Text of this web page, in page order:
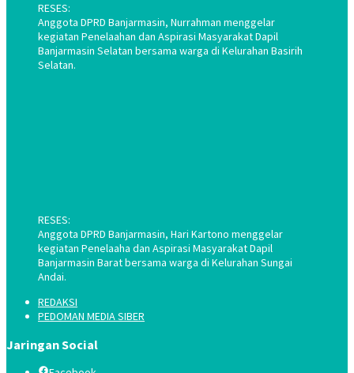
RESES:
Anggota DPRD Banjarmasin, Nurrahman menggelar
kegiatan Penelaahan dan Aspirasi Masyarakat Dapil
Banjarmasin Selatan bersama warga di Kelurahan Basirih
Selatan.
RESES:
Anggota DPRD Banjarmasin, Hari Kartono menggelar
kegiatan Penelaaha dan Aspirasi Masyarakat Dapil
Banjarmasin Barat bersama warga di Kelurahan Sungai
Andai.
REDAKSI
PEDOMAN MEDIA SIBER
Jaringan Social